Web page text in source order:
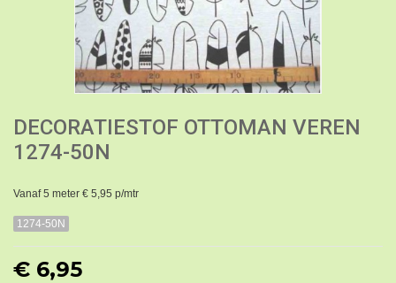
DECORATIESTOF OTTOMAN VEREN
1274-50N
Vanaf 5 meter € 5,95 p/mtr
1274-50N
€ 6,95